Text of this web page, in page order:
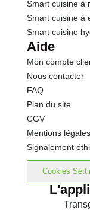
Smart cuisine à
Smart cuisine à
Smart cuisine
Aide
Mon compte
Nous contacter
FAQ
Plan du site
CGV
Mentions légales
Signalement
Cookies